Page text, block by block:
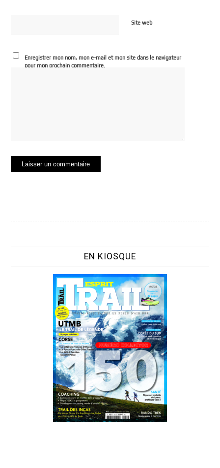
Site web
Enregistrer mon nom, mon e-mail et mon site dans le navigateur
pour mon prochain commentaire.
EN KIOSQUE